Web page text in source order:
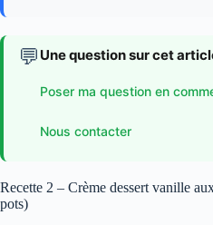
💬 Une question sur cet
Poser ma question en
Nous contacter
Recette 2 – Crème dessert vanille
pots)